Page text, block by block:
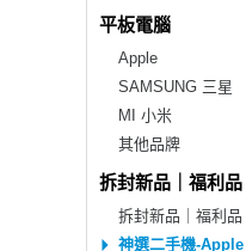
平板電腦
Apple
SAMSUNG 三星
MI 小米
其他品牌
拆封新品｜福利
拆封新品｜福利品
神選二手機-Apple